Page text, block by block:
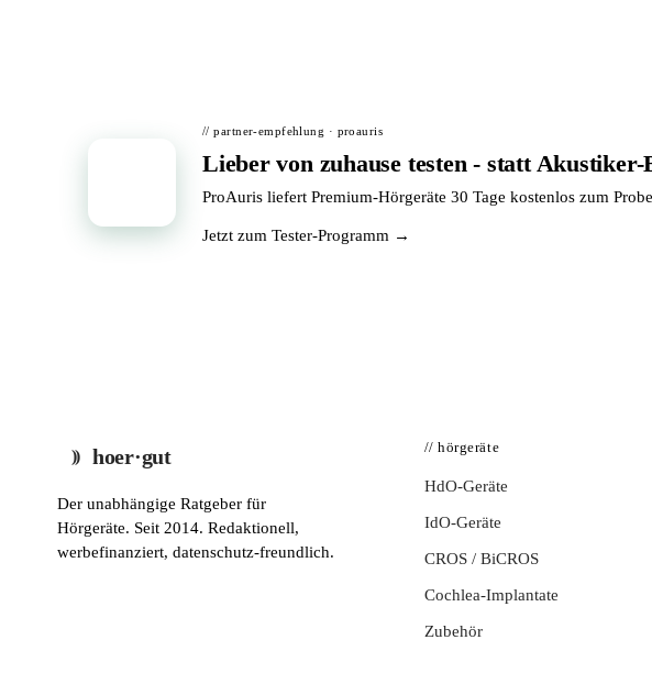
// partner-empfehlung · proauris
Lieber von zuhause testen - statt Akustiker-
ProAuris liefert Premium-Hörgeräte 30 Tage kostenlos zum
Jetzt zum Tester-Programm →
hoer·gut
Der unabhängige Ratgeber für
Hörgeräte. Seit 2014. Redaktionell,
werbefinanziert, datenschutz-freundlich.
// hörgeräte
HdO-Geräte
IdO-Geräte
CROS / BiCROS
Cochlea-Implantate
Zubehör